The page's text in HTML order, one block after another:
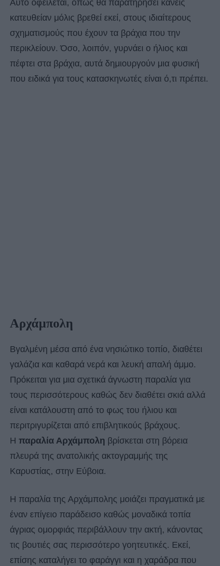
Αυτό οφείλεται, όπως θα παρατηρήσει κανείς
κατευθείαν μόλις βρεθεί εκεί, στους ιδιαίτερους
σχηματισμούς που έχουν τα βράχια που την
περικλείουν. Όσο, λοιπόν, γυρνάει ο ήλιος και
πέφτει στα βράχια, αυτά δημιουργούν μια φυσική
που ειδικά για τους κατασκηνωτές είναι ό,τι πρέπει.
Αρχάμπολη
Βγαλμένη μέσα από ένα νησιώτικο τοπίο, διαθέτει
γαλάζια και καθαρά νερά και λευκή απαλή άμμο.
Πρόκειται για μια σχετικά άγνωστη παραλία για
τους περισσότερους καθώς δεν διαθέτει σκιά αλλά
είναι κατάλουστη από το φως του ήλιου και
περιτριγυρίζεται από επιβλητικούς βράχους.
Η παραλία Αρχάμπολη βρίσκεται στη βόρεια
πλευρά της ανατολικής ακτογραμμής της
Καρυστίας, στην Εύβοια.
Η παραλία της Αρχάμπολης μοιάζει πραγματικά με
έναν επίγειο παράδεισο καθώς μοναδικά τοπία
άγριας ομορφιάς περιβάλλουν την ακτή, κάνοντας
τις βουτιές σας περισσότερο γοητευτικές. Εκεί,
επίσης καταλήγει το φαράγγι και η χαράδρα που